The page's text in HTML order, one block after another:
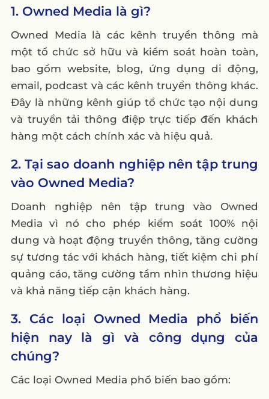
1. Owned Media là gì?
Owned Media là các kênh truyền thông mà
một tổ chức sở hữu và kiểm soát hoàn toàn,
bao gồm website, blog, ứng dụng di động,
email, podcast và các kênh truyền thông khác.
Đây là những kênh giúp tổ chức tạo nội dung
và truyền tải thông điệp trực tiếp đến khách
hàng một cách chính xác và hiệu quả.
2. Tại sao doanh nghiệp nên tập trung
vào Owned Media?
Doanh nghiệp nên tập trung vào Owned
Media vì nó cho phép kiểm soát 100% nội
dung và hoạt động truyền thông, tăng cường
sự tương tác với khách hàng, tiết kiệm chi phí
quảng cáo, tăng cường tầm nhìn thương hiệu
và khả năng tiếp cận khách hàng.
3. Các loại Owned Media phổ biến
hiện nay là gì và công dụng của
chúng?
Các loại Owned Media phổ biến bao gồm: